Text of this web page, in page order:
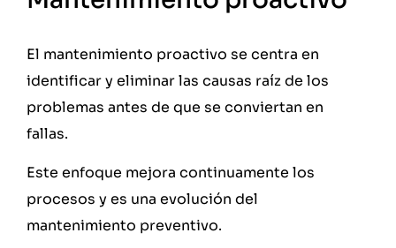
El mantenimiento proactivo se centra en
identificar y eliminar las causas raíz de los
problemas antes de que se conviertan en
fallas.
Este enfoque mejora continuamente los
procesos y es una evolución del
mantenimiento preventivo.